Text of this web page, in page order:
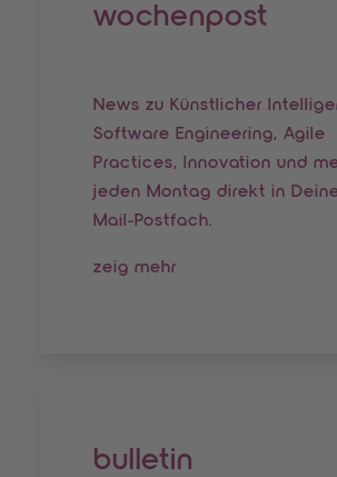
wochenpost
News zu Künstlicher
Software Engineering, Agile
Practices, Innovation und
jeden Montag direkt in
Mail-Postfach.
zeig mehr
bulletin